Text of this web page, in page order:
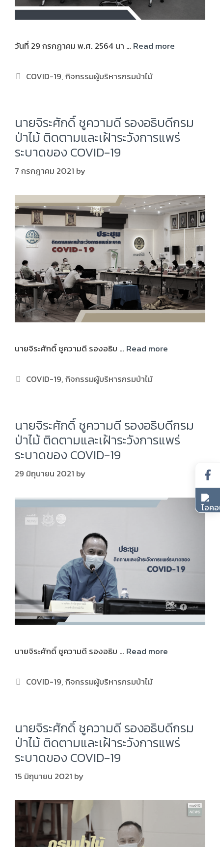
วันที่ 29 กรกฏาคม พ.ศ. 2564 นา …Read more
COVID-19,กิจกรรมผู้บริหารกรมป่าไม้
นายจิระศักดิ์ ชูความดี รองอธิบดีกรม
ป่าไม้ ติดตามและเฝ้าระวังการแพร่
ระบาดของ COVID-19
7 กรกฎาคม 2021 by
นายจิระศักดิ์ ชูความดี รองอธิบ …Read more
COVID-19,กิจกรรมผู้บริหารกรมป่าไม้
นายจิระศักดิ์ ชูความดี รองอธิบดีกรม
ป่าไม้ ติดตามและเฝ้าระวังการแพร่
ระบาดของ COVID-19
29 มิถุนายน 2021 by
นายจิระศักดิ์ ชูความดี รองอธิบ …Read more
COVID-19,กิจกรรมผู้บริหารกรมป่าไม้
นายจิระศักดิ์ ชูความดี รองอธิบดีกรม
ป่าไม้ ติดตามและเฝ้าระวังการแพร่
ระบาดของ COVID-19
15 มิถุนายน 2021 by